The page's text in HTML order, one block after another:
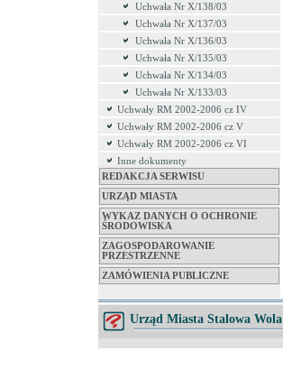
Uchwała Nr X/138/03
Uchwała Nr X/137/03
Uchwała Nr X/136/03
Uchwała Nr X/135/03
Uchwała Nr X/134/03
Uchwała Nr X/133/03
Uchwały RM 2002-2006 cz IV
Uchwały RM 2002-2006 cz V
Uchwały RM 2002-2006 cz VI
Inne dokumenty
REDAKCJA SERWISU
URZĄD MIASTA
WYKAZ DANYCH O OCHRONIE
ŚRODOWISKA
ZAGOSPODAROWANIE
PRZESTRZENNE
ZAMÓWIENIA PUBLICZNE
Urząd Miasta Stalowa Wola